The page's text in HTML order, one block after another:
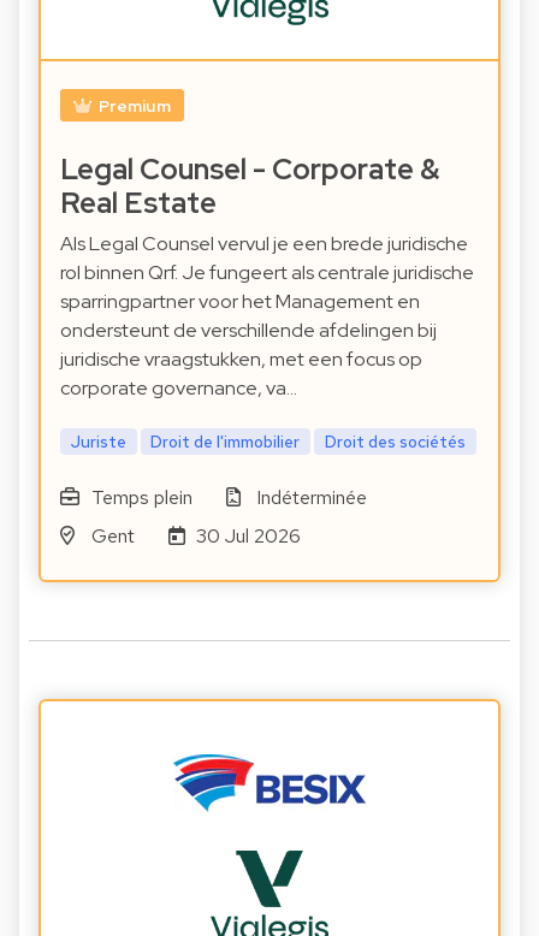
Premium
Legal Counsel - Corporate &
Real Estate
Als Legal Counsel vervul je een brede juridische
rol binnen Qrf. Je fungeert als centrale juridische
sparringpartner voor het Management en
ondersteunt de verschillende afdelingen bij
juridische vraagstukken, met een focus op
corporate governance, va…
Juriste Droit de l'immobilier Droit des sociétés
Temps plein
Indéterminée
Gent
30 Jul 2026